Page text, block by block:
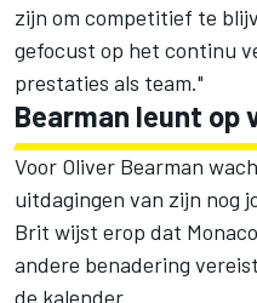
zijn om competitief te
gefocust op het continu
prestaties als team."
Bearman leunt op
Voor Oliver Bearman
uitdagingen van zijn nog
Brit wijst erop dat
andere benadering
de kalender.